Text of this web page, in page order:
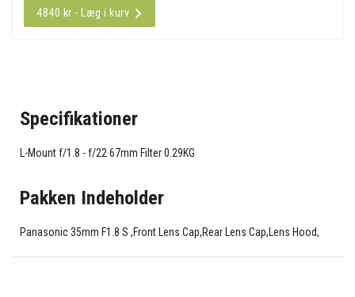
4840 kr - Læg i kurv
Specifikationer
L-Mount f/1.8 - f/22 67mm Filter 0.29KG
Pakken Indeholder
Panasonic 35mm F1.8 S ,Front Lens Cap,Rear Lens Cap,Lens Hood,